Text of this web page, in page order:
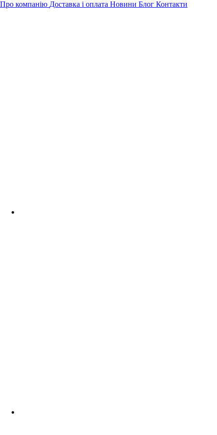
Про компанію Доставка і оплата Новини Блог Контакти